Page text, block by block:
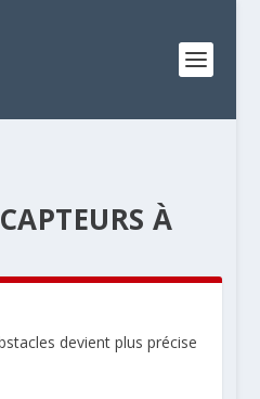
CAPTEURS À